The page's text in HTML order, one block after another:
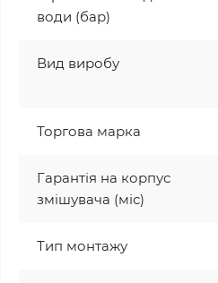
води (бар)
Вид виробу
Торгова марка
Гарантія на корпус
змішувача (міс)
Тип монтажу